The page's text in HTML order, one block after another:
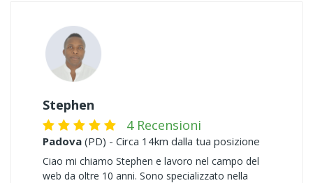
Stephen
4 Recensioni
Padova (PD) - Circa 14km dalla tua posizione
Ciao mi chiamo Stephen e lavoro nel campo del
web da oltre 10 anni. Sono specializzato nella